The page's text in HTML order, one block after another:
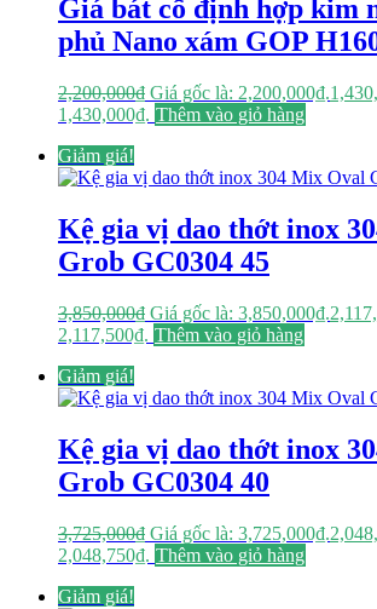
Giá bát cố định hợp kim
phủ Nano xám GOP
2,200,000₫ Giá gốc là: 2,200,000₫.
1,430,000₫. Thêm vào giỏ hàng
Giảm giá!
Kệ gia vị dao thớt inox
Grob GC0304 45
3,850,000₫ Giá gốc là: 3,850,000₫.
2,117,500₫. Thêm vào giỏ hàng
Giảm giá!
Kệ gia vị dao thớt inox
Grob GC0304 40
3,725,000₫ Giá gốc là: 3,725,000₫.
2,048,750₫. Thêm vào giỏ hàng
Giảm giá!